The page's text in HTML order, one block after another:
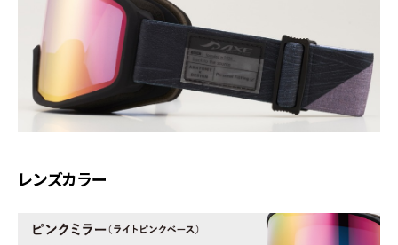
レンズカラー